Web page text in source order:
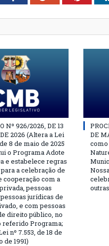
Nº 926/2026, DE 13
2026 (Altera a Lei
8 de maio de 2025
o Programa Adote
e estabelece regras
a celebração de
cooperação com a
pessoas
jurídicas de
e com pessoas
direito público, no
referido Programa;
nº 7.553, de 18 de
1991)
DE